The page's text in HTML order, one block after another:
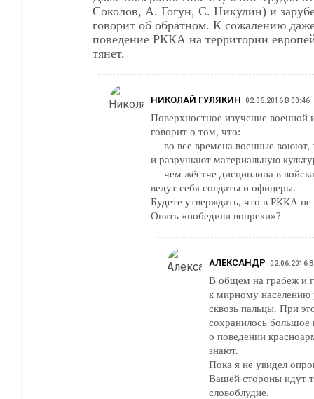
Соколов, А. Гогун, С. Никулин) и
говорит об обратном. К сожалению
поведение РККА на территории
тянет.
НИКОЛАЙ ГУЛЯКИН 02.06.2016 В 00:46
Поверхностное изучение военной
говорит о том, что:
— во все времена военные воюют,
и разрушают материальную
— чем жёстче дисциплина в
ведут себя солдаты и офицеры.
Будете утверждать, что в РККА
Опять «победили вопреки»?
АЛЕКСАНДР 02.06.2016
В общем на грабеж и
к мирному населению
сквозь пальцы. При
сохранилось большое
о поведении
знают.
Пока я не увидел
Вашей стороны идут
словоблудие.